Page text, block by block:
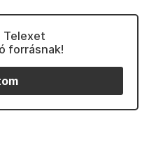
Telexet
forrásnak!